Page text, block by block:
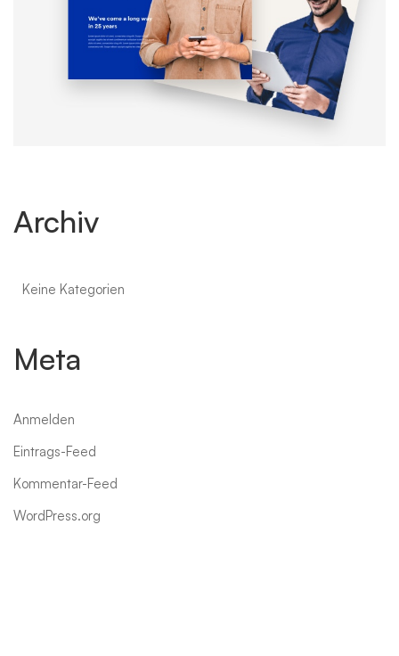
Archiv
Keine Kategorien
Meta
Anmelden
Eintrags-Feed
Kommentar-Feed
WordPress.org